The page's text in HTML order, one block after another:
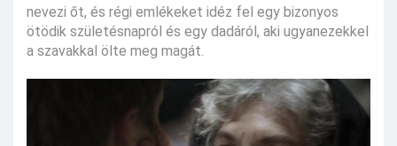
nevezi őt, és régi emlékeket idéz fel egy bizonyos
ötödik születésnapról és egy dadáról, aki ugyanezekkel
a szavakkal ölte meg magát.